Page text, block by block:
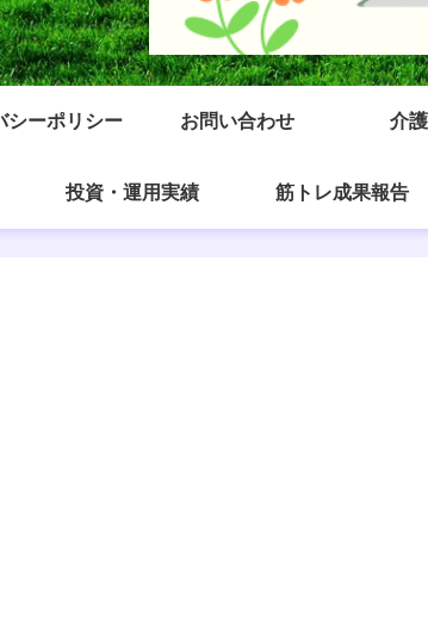
シーポリシー お問い合わせ 介
投資・運用実績 筋トレ成果報告